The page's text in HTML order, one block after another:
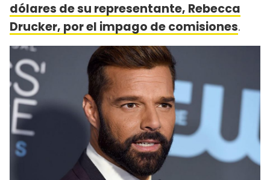
dólares de su representante, Rebecca
Drucker, por el impago de comisiones.